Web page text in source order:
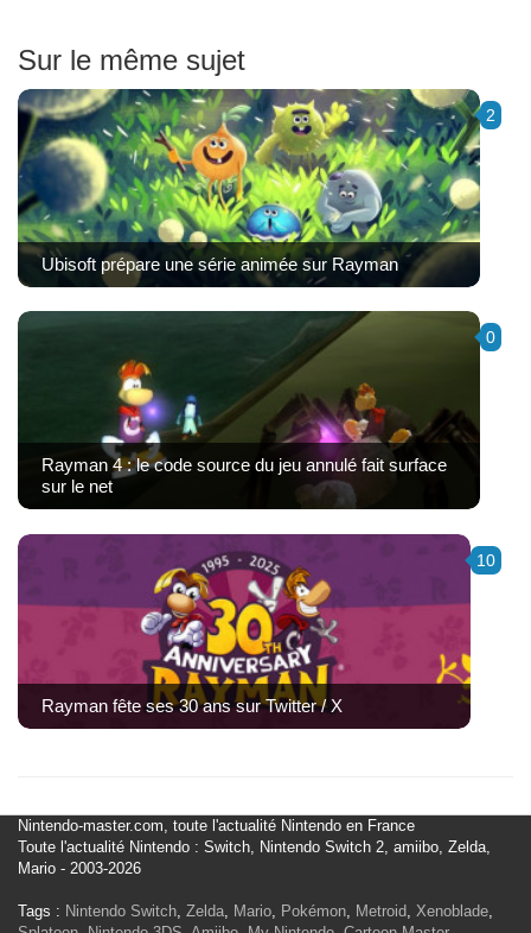
Sur le même sujet
2
Ubisoft prépare une série animée sur Rayman
0
Rayman 4 : le code source du jeu annulé fait surface
sur le net
10
Rayman fête ses 30 ans sur Twitter / X
Nintendo-master.com, toute l'actualité Nintendo en France
Toute l'actualité Nintendo : Switch, Nintendo Switch 2, amiibo, Zelda,
Mario - 2003-2026
Tags : Nintendo Switch Zelda Mario Pokémon Metroid Xenoblade